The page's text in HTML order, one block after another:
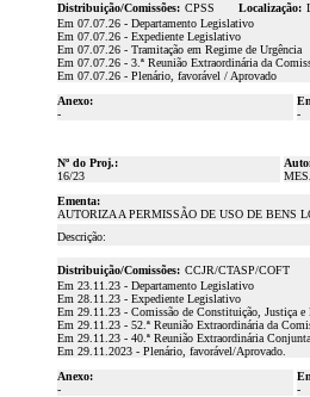
Distribuição/Comissões: CPSS Localização:
Em 07.07.26 - Departamento Legislativo
Em 07.07.26 - Expediente Legislativo
Em 07.07.26 - Tramitação em Regime de Urgência
Em 07.07.26 - 3.ª Reunião Extraordinária da
Em 07.07.26 - Plenário, favorável / Aprovado
Anexo:
-
-
Nº do Proj.:
16/23
Ementa:
AUTORIZA A PERMISSÃO DE USO DE BENS
Descrição:
Distribuição/Comissões: CCJR/CTASP/COFT
Em 23.11.23 - Departamento Legislativo
Em 28.11.23 - Expediente Legislativo
Em 29.11.23 - Comissão de Constituição, Justiça e
Em 29.11.23 - 52.ª Reunião Extraordinária da
Em 29.11.23 - 40.ª Reunião Extraordinária
Em 29.11.2023 - Plenário, favorável/Aprovado.
Anexo:
-
-